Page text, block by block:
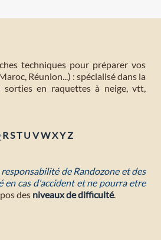
techniques pour préparer vos
Réunion...) : spécialisé dans la
sorties en raquettes à neige, vtt,
RST U VWXYZ
de Randozone et des
cas d'accident et ne pourra etre
des niveaux de difficulté.